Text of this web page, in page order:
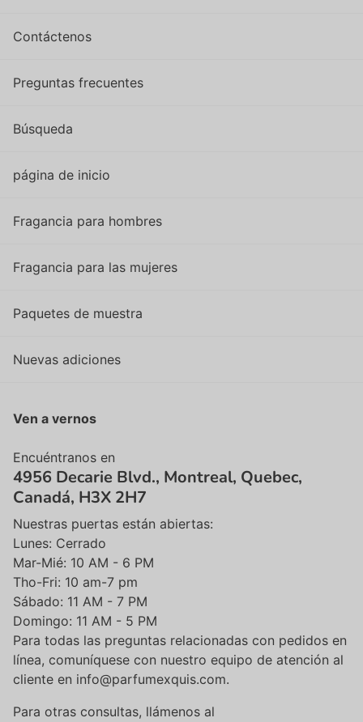
Contáctenos
Preguntas frecuentes
Búsqueda
página de inicio
Fragancia para hombres
Fragancia para las mujeres
Paquetes de muestra
Nuevas adiciones
Ven a vernos
Encuéntranos en
4956 Decarie Blvd., Montreal, Quebec,
Canadá, H3X 2H7
Nuestras puertas están abiertas:
Lunes: Cerrado
Mar-Mié: 10 AM - 6 PM
Tho-Fri: 10 am-7 pm
Sábado: 11 AM - 7 PM
Domingo: 11 AM - 5 PM
Para todas las preguntas relacionadas con pedidos en
línea, comuníquese con nuestro equipo de atención al
cliente en info@parfumexquis.com.
Para otras consultas, llámenos al